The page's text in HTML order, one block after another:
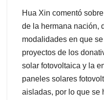
Hua Xin comentó
de la hermana nación,
modalidades en que
proyectos de los
solar fotovoltaica y la
paneles solares
aisladas, por lo que se